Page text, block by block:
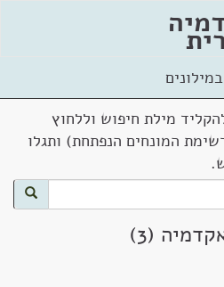
מילת חיפוש וללחוץ
המונחים הנפתחת) ותגלו
(3)